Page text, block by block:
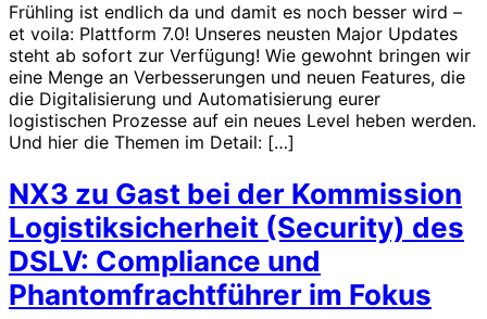
Frühling ist endlich da und damit es noch besser wird –
et voila: Plattform 7.0! Unseres neusten Major Updates
steht ab sofort zur Verfügung! Wie gewohnt bringen wir
eine Menge an Verbesserungen und neuen Features, die
die Digitalisierung und Automatisierung eurer
logistischen Prozesse auf ein neues Level heben werden.
Und hier die Themen im Detail: […]
NX3 zu Gast bei der Kommission
Logistiksicherheit (Security) des
DSLV: Compliance und
Phantomfrachtführer im Fokus